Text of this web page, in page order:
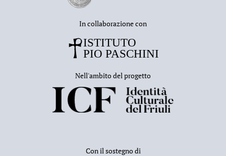
In collaborazione con
Nell'ambito del progetto
Con il sostegno di